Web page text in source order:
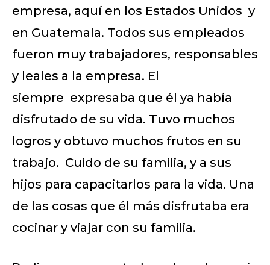
empresa, aquí en los Estados Unidos y
en Guatemala. Todos sus empleados
fueron muy trabajadores, responsables
y leales a la empresa. El
siempre expresaba que él ya había
disfrutado de su vida. Tuvo muchos
logros y obtuvo muchos frutos en su
trabajo. Cuido de su familia, y a sus
hijos para capacitarlos para la vida. Una
de las cosas que él más disfrutaba era
cocinar y viajar con su familia.